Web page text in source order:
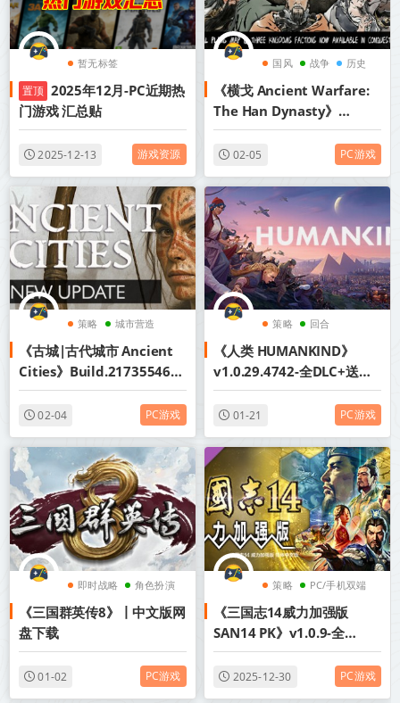
暂无标签
置顶 2025年12月-PC近期热
门游戏 汇总贴
2025-12-13 游戏资源
国风 战争 历史
《横戈 Ancient Warfare:
The Han Dynasty》
v0.8.10.4丨中文版网盘下载
02-05 PC游戏
策略 城市营造
生存
《古城|古代城市 Ancient
Cities》Build.21735546丨
中文版网盘下载
02-04 PC游戏
策略 回合
城市营造
《人类 HUMANKIND》
v1.0.29.4742-全DLC+送修
改器+赠音乐原声丨中文版网
盘下载
01-21 PC游戏
即时战略 角色扮演
战争
《三国群英传8》丨中文版网
盘下载
01-02 PC游戏
策略 PC/手机双端
历史
《三国志14威力加强版
SAN14 PK》v1.0.9-全
DLC+新增曲海金戈全
MOD+送修改器+赠全制霸存
2025-12-30 PC游戏